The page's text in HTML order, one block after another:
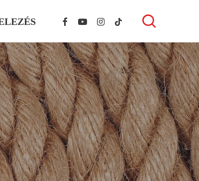
FACEBOOK
YOUTUBE
INSTAGRAM
TIKTOK search